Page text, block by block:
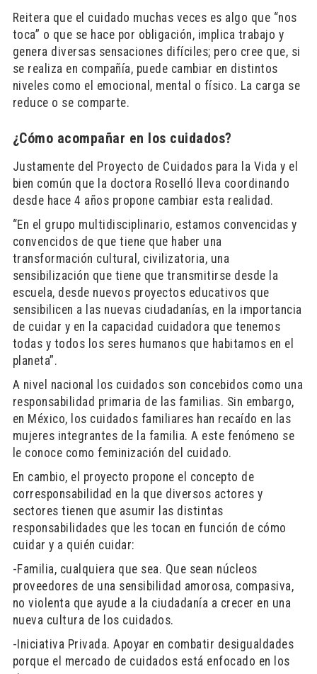
Reitera que el cuidado muchas veces es algo que “nos
toca” o que se hace por obligación, implica trabajo y
genera diversas sensaciones difíciles; pero cree que, si
se realiza en compañía, puede cambiar en distintos
niveles como el emocional, mental o físico. La carga se
reduce o se comparte.
¿Cómo acompañar en los cuidados?
Justamente del Proyecto de Cuidados para la Vida y el
bien común que la doctora Roselló lleva coordinando
desde hace 4 años propone cambiar esta realidad.
“En el grupo multidisciplinario, estamos convencidas y
convencidos de que tiene que haber una
transformación cultural, civilizatoria, una
sensibilización que tiene que transmitirse desde la
escuela, desde nuevos proyectos educativos que
sensibilicen a las nuevas ciudadanías, en la importancia
de cuidar y en la capacidad cuidadora que tenemos
todas y todos los seres humanos que habitamos en el
planeta”.
A nivel nacional los cuidados son concebidos como una
responsabilidad primaria de las familias. Sin embargo,
en México, los cuidados familiares han recaído en las
mujeres integrantes de la familia. A este fenómeno se
le conoce como feminización del cuidado.
En cambio, el proyecto propone el concepto de
corresponsabilidad en la que diversos actores y
sectores tienen que asumir las distintas
responsabilidades que les tocan en función de cómo
cuidar y a quién cuidar:
-Familia, cualquiera que sea. Que sean núcleos
proveedores de una sensibilidad amorosa, compasiva,
no violenta que ayude a la ciudadanía a crecer en una
nueva cultura de los cuidados.
-Iniciativa Privada. Apoyar en combatir desigualdades
porque el mercado de cuidados está enfocado en los